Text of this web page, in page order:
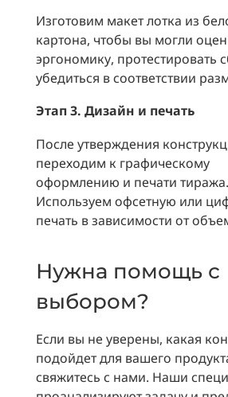
Изготовим макет лотка из
картона, чтобы вы могли
эргономику, протестировать
убедиться в соответствии
Этап 3. Дизайн и печать
После утверждения
переходим к графическому
оформлению и печати тиража.
Используем офсетную или
печать в зависимости от
Нужна помощь с
выбором?
Если вы не уверены, какая
подойдет для вашего
свяжитесь с нами. Наши